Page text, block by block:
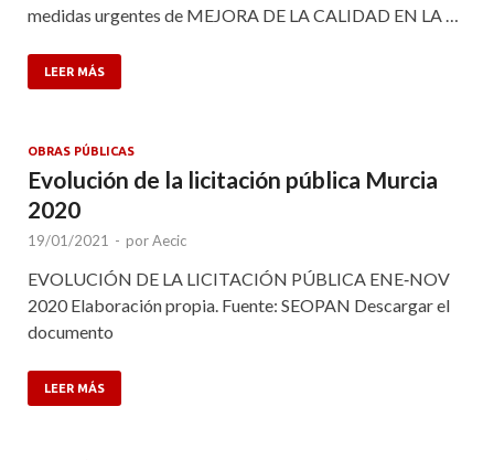
medidas urgentes de MEJORA DE LA CALIDAD EN LA …
LEER MÁS
OBRAS PÚBLICAS
Evolución de la licitación pública Murcia
2020
19/01/2021 - porAecic
EVOLUCIÓN DE LA LICITACIÓN PÚBLICA ENE‐NOV
2020 Elaboración propia. Fuente: SEOPAN Descargar el
documento
LEER MÁS